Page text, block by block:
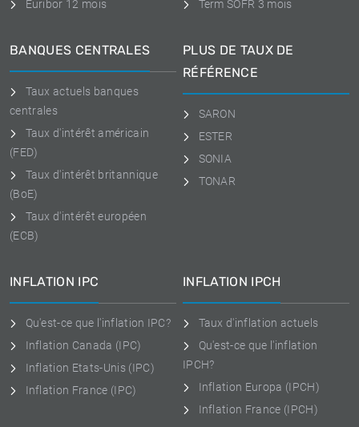
Euribor 12 mois
Term SOFR 3 mois
BANQUES CENTRALES
Taux actuels banques
centrales
Taux d'intérêt américain
(FED)
Taux d'intérêt britannique
(BoE)
Taux d'intérêt européen
(ECB)
PLUS DE TAUX DE
RÉFÉRENCE
SARON
ESTER
SONIA
TONAR
INFLATION IPC
Qu'est-ce que l'inflation IPC?
Inflation Canada (IPC)
Inflation Etats-Unis (IPC)
Inflation France (IPC)
INFLATION IPCH
Taux d'inflation actuels
Qu'est-ce que l'inflation
IPCH?
Inflation Europa (IPCH)
Inflation France (IPCH)